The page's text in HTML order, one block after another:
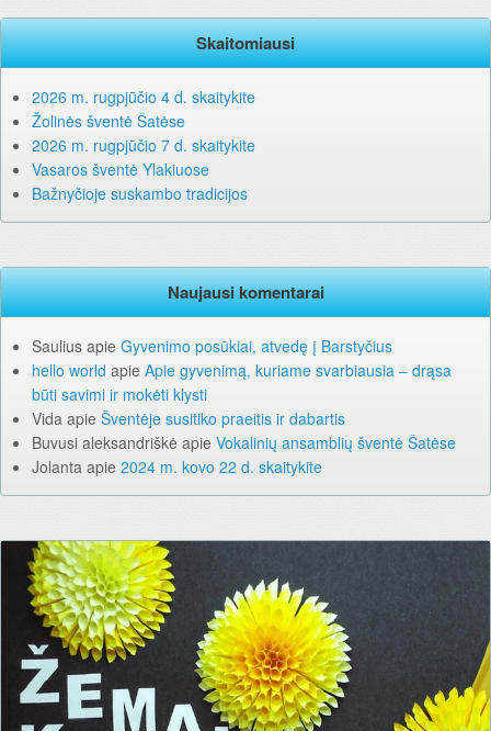
Skaitomiausi
2026 m. rugpjūčio 4 d. skaitykite
Žolinės šventė Šatėse
2026 m. rugpjūčio 7 d. skaitykite
Vasaros šventė Ylakiuose
Bažnyčioje suskambo tradicijos
Naujausi komentarai
Saulius apie Gyvenimo posūkiai, atvedę į Barstyčius
hello world apie Apie gyvenimą, kuriame svarbiausia – drąsa
būti savimi ir mokėti klysti
Vida apie Šventėje susitiko praeitis ir dabartis
Buvusi aleksandriškė apie Vokalinių ansamblių šventė Šatėse
Jolanta apie 2024 m. kovo 22 d. skaitykite